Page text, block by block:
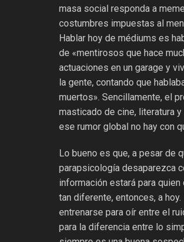
masa social responda a
costumbres impuestas al
Hablar hoy de médiums es
de «mentirosos que hace
actuaciones en un garage y
la gente, contando que
muertos». Sencillamente, el
masticado de cine, literatura
ese rumor global no hay con
Lo bueno es que, a pesar de
parapsicología desaparezca
información estará para quien
tan diferente, entonces, a hoy.
entrenarse para oír entre el
para la diferencia entre lo